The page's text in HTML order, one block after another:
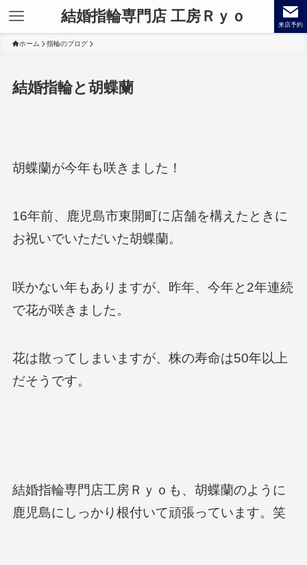
結婚指輪専門店 工房Ｒｙｏ 来店予約
ホーム 指輪のブログ
結婚指輪と胡蝶蘭
胡蝶蘭が今年も咲きました！
16年前、鹿児島市東開町に店舗を構えたときに
お祝いでいただいた胡蝶蘭。
咲かない年もありますが、昨年、今年と2年連続
で花が咲きました。
花は散ってしまいますが、株の寿命は50年以上
だそうです。
結婚指輪専門店工房Ｒｙｏも、胡蝶蘭のように
鹿児島にしっかり根付いて頑張っています。笑